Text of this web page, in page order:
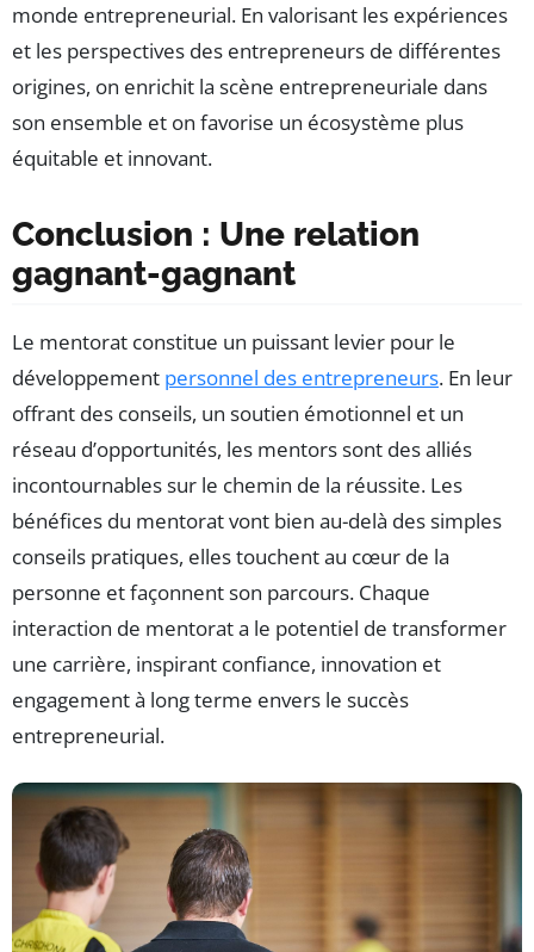
monde entrepreneurial. En valorisant les expériences
et les perspectives des entrepreneurs de différentes
origines, on enrichit la scène entrepreneuriale dans
son ensemble et on favorise un écosystème plus
équitable et innovant.
Conclusion : Une relation
gagnant-gagnant
Le mentorat constitue un puissant levier pour le
développement personnel des entrepreneurs. En leur
offrant des conseils, un soutien émotionnel et un
réseau d’opportunités, les mentors sont des alliés
incontournables sur le chemin de la réussite. Les
bénéfices du mentorat vont bien au-delà des simples
conseils pratiques, elles touchent au cœur de la
personne et façonnent son parcours. Chaque
interaction de mentorat a le potentiel de transformer
une carrière, inspirant confiance, innovation et
engagement à long terme envers le succès
entrepreneurial.